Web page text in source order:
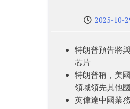
2025-10-
特朗普預告將
芯片
特朗普稱，美
領域領先其他
英偉達中國業